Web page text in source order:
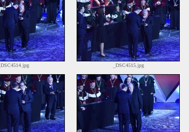
_DSC4514.jpg _DSC4515.jpg